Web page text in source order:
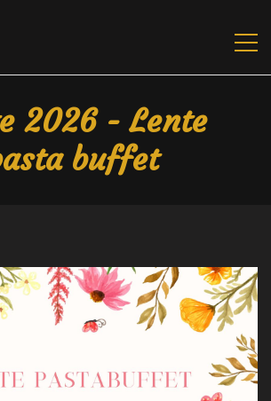
2026 - Lente
buffet